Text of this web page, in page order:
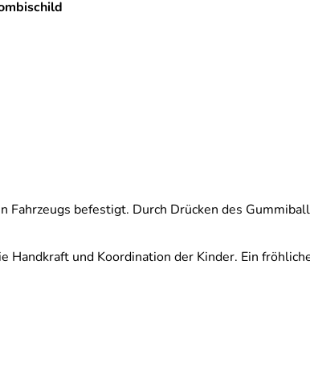
befestigt. Durch Drücken des
und Koordination der Kinder. Ein